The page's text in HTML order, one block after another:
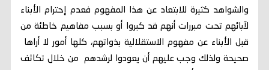
والشواهد كثيرة للابتعاد عن هذا المفهوم فعدم إحترام الأبناء
لآبائهم تحت مبررات أنهم قد كبروا أو بسبب مفاهيم خاطئة من
قبل الأبناء عن مفهوم الاستقلالية بذواتهم، كلها أمور لا أراها
صحيحة ولذلك وجب عليهم أن يعودوا لرشدهم من خلال تكاثف